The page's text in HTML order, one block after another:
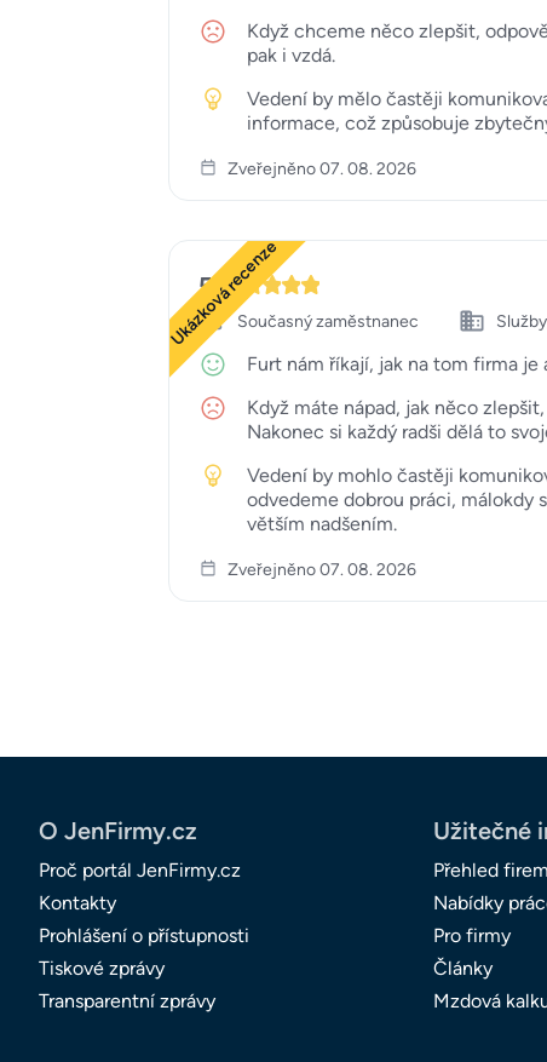
Když chceme něco zlepšit,
pak i vzdá.
Vedení by mělo častěji
informace, což způsobuje
Zveřejněno 07. 08. 2026
Ukázková recenze
5
Současný zaměstnanec
Furt nám říkají, jak na tom firma
Když máte nápad, jak něco
Nakonec si každý radši dělá to
Vedení by mohlo častěji
odvedeme dobrou práci, málokdy
větším nadšením.
Zveřejněno 07. 08. 2026
O JenFirmy.cz
Proč portál JenFirmy.cz
Kontakty
Prohlášení o přístupnosti
Tiskové zprávy
Transparentní zprávy
Užitečné
Přehled firem
Nabídky
Pro firmy
Články
Mzdová